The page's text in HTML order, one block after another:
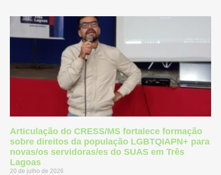
Articulação do CRESS/MS fortalece formação
sobre direitos da população LGBTQIAPN+ para
novas/os servidoras/es do SUAS em Três
Lagoas
20 de julho de 2026